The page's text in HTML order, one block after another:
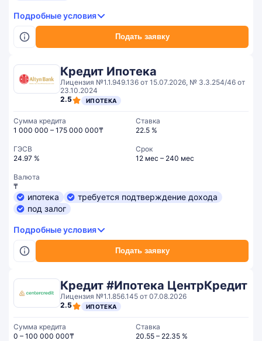
Подать заявку
Подробные условия
Кредит Ипотека
Лицензия №1.1.949.136 от 15.07.2026, № 3.3.254/46 от
23.10.2024
2.5
ИПОТЕКА
Подать заявку
Сумма кредита
1 000 000 – 175 000 000₸
Ставка
22.5 %
ГЭСВ
24.97 %
Срок
12 мес – 240 мес
Валюта
₸
ипотека
требуется подтверждение дохода
под залог
Подробные условия
Кредит #Ипотека ЦентрКредит
Лицензия №1.1.856.145 от 07.08.2026
2.5
ИПОТЕКА
Сумма кредита
0 – 100 000 000₸
Ставка
20.55 – 22.35 %